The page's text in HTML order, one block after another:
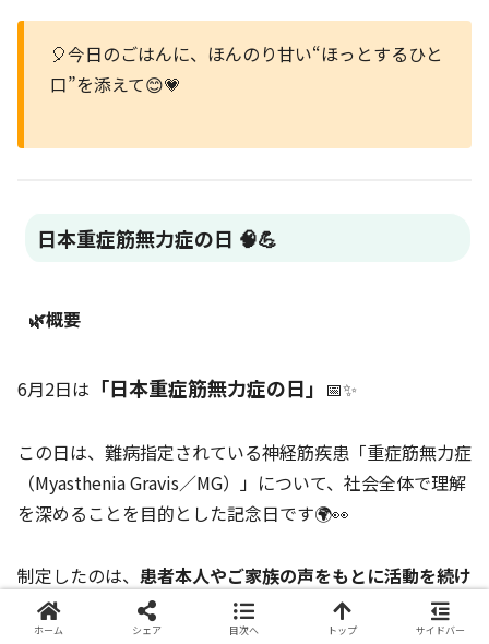
🎈今日のごはんに、ほんのり甘い“ほっとするひと
口”を添えて😊💗
日本重症筋無力症の日 🧠💪
🌿概要
6月2日は 「日本重症筋無力症の日」 📅✨
この日は、難病指定されている神経筋疾患「重症筋無力症
（Myasthenia Gravis／MG）」について、社会全体で理解
を深めることを目的とした記念日です🌍👀
制定したのは、 患者本人やご家族の声をもとに活動を続け
ている全国組織、
ホーム シェア 目次へ トップ サイドバー